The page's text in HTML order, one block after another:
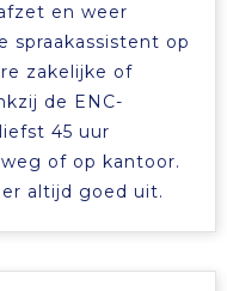
en weer
spraakassistent op
zakelijke of
de ENC-
45 uur
of op kantoor.
altijd goed uit.